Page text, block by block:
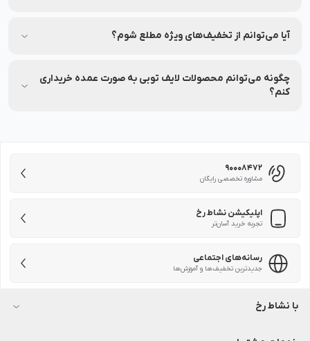
مقایسه کنید تا بهترین انتخاب را داشته باشید.
آیا می‌توانم از تخفیف‌های ویژه مطلع شوم؟
محصولات موردنظرتان، از تخفیف‌های ویژه آن در نشاط رخ مطلع
شوید.
چگونه می‌توانم محصولات لایف توبی به صورت عمده خریداری
کنم؟
90008472
مشاوره تخصصی رایگان
اپلیکیشن نشاط رخ
تجربه خرید آسان‌تر
رسانه‌های اجتماعی
جدیدترین تخفیف‌ها و آموزش‌ها
با نشاط رخ